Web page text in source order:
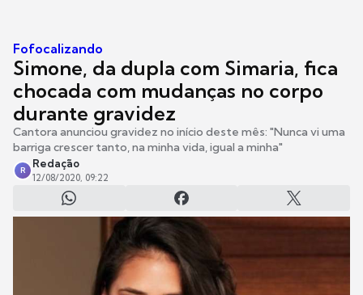
Fofocalizando
Simone, da dupla com Simaria, fica
chocada com mudanças no corpo
durante gravidez
Cantora anunciou gravidez no início deste mês: "Nunca vi uma
barriga crescer tanto, na minha vida, igual a minha"
R
Redação
12/08/2020, 09:22